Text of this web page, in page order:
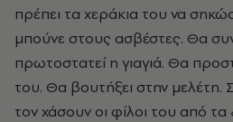
πρέπει τα χεράκια του να
μπούνε στους ασβέστες. Θα
πρωτοστατεί η γιαγιά. Θα
του. Θα βουτήξει στην
τον χάσουν οι φίλοι του από τα